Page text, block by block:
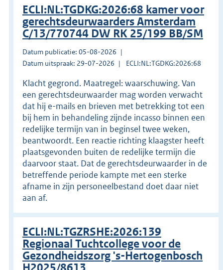
ECLI:NL:TGDKG:2026:68 kamer voor
gerechtsdeurwaarders Amsterdam
C/13/770744 DW RK 25/199 BB/SM
Datum publicatie: 05-08-2026
Datum uitspraak: 29-07-2026
ECLI:NL:TGDKG:2026:68
Klacht gegrond. Maatregel: waarschuwing. Van
een gerechtsdeurwaarder mag worden verwacht
dat hij e-mails en brieven met betrekking tot een
bij hem in behandeling zijnde incasso binnen een
redelijke termijn van in beginsel twee weken,
beantwoordt. Een reactie richting klaagster heeft
plaatsgevonden buiten de redelijke termijn die
daarvoor staat. Dat de gerechtsdeurwaarder in de
betreffende periode kampte met een sterke
afname in zijn personeelbestand doet daar niet
aan af.
ECLI:NL:TGZRSHE:2026:139
Regionaal Tuchtcollege voor de
Gezondheidszorg 's-Hertogenbosch